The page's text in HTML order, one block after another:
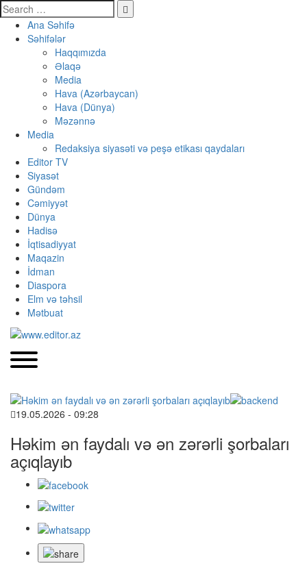
Ana Səhifə
Səhifələr
Haqqımızda
Əlaqə
Media
Hava (Azərbaycan)
Hava (Dünya)
Məzənnə
Media
Redaksiya siyasəti və peşə etikası qaydaları
Editor TV
Siyasət
Gündəm
Cəmiyyət
Dünya
Hadisə
İqtisadiyyat
Maqazin
İdman
Diaspora
Elm və təhsil
Mətbuat
19.05.2026 - 09:28
Həkim ən faydalı və ən zərərli şorbaları
açıqlayıb